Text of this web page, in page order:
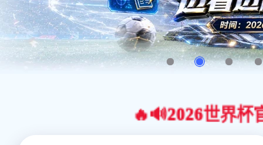
🔥🔊2026世界杯官网